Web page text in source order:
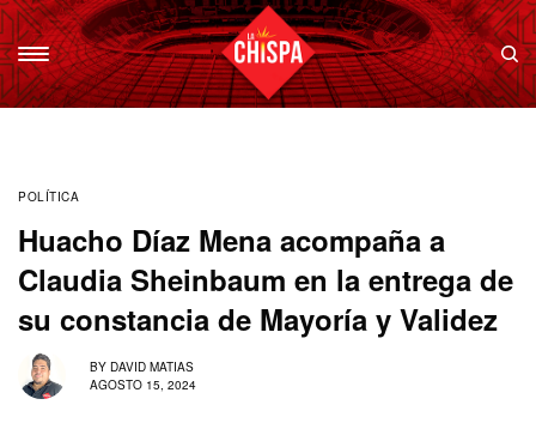
POLÍTICA
Huacho Díaz Mena acompaña a
Claudia Sheinbaum en la entrega de
su constancia de Mayoría y Validez
BY DAVID MATIAS
AGOSTO 15, 2024